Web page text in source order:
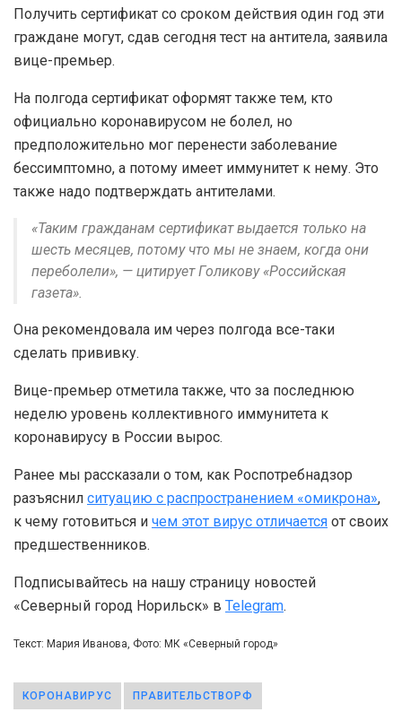
Получить сертификат со сроком действия один год эти
граждане могут, сдав сегодня тест на антитела, заявила
вице-премьер.
На полгода сертификат оформят также тем, кто
официально коронавирусом не болел, но
предположительно мог перенести заболевание
бессимптомно, а потому имеет иммунитет к нему. Это
также надо подтверждать антителами.
«Таким гражданам сертификат выдается только на
шесть месяцев, потому что мы не знаем, когда они
переболели», — цитирует Голикову «Российская
газета».
Она рекомендовала им через полгода все-таки
сделать прививку.
Вице-премьер отметила также, что за последнюю
неделю уровень коллективного иммунитета к
коронавирусу в России вырос.
Ранее мы рассказали о том, как Роспотребнадзор
разъяснил ситуацию с распространением «омикрона»,
к чему готовиться и чем этот вирус отличается от своих
предшественников.
Подписывайтесь на нашу страницу новостей
«Северный город Норильск» в Telegram.
Текст: Мария Иванова, Фото: МК «Северный город»
КОРОНАВИРУС ПРАВИТЕЛЬСТВОРФ